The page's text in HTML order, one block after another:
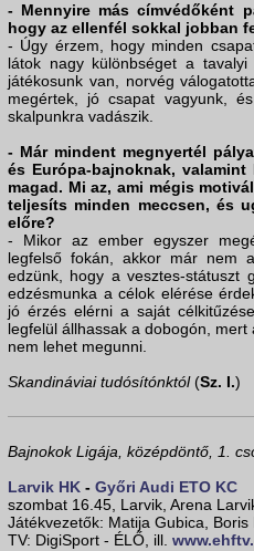
- Mennyire más címvédőként
hogy az ellenfél sokkal jobban
- Úgy érzem, hogy minden
látok nagy különbséget a
játékosunk van, norvég
megértek, jó csapat vagyunk,
skalpunkra vadászik.
- Már mindent megnyertél
és Európa-bajnoknak,
magad. Mi az, ami mégis
teljesíts minden meccsen, és
előre?
- Mikor az ember egyszer
legfelső fokán, akkor már nem
edzünk, hogy a vesztes-státuszt
edzésmunka a célok elérése
jó érzés elérni a saját
legfelül állhassak a dobogón,
nem lehet megunni.
Skandináviai tudósítónktól(Sz. I.)
Bajnokok Ligája, középdöntő, 1.
Larvik HK - Győri Audi ETO KC
szombat 16.45, Larvik, Arena
Játékvezetők: Matija Gubica,
TV: DigiSport - ÉLŐ, ill.